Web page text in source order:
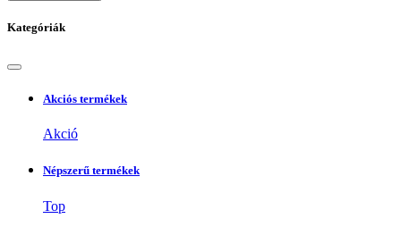
Kategóriák
Akciós termékek
Akció
Népszerű termékek
Top